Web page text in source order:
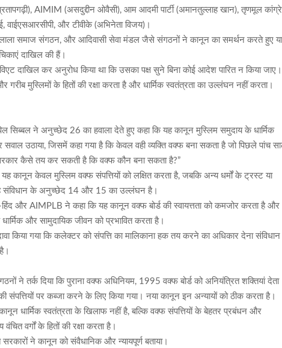
AIMIM (असदुद्दीन ओवैसी), आम आदमी पार्टी (अमानतुल्लाह खान), तृणमूल
वाईएसआरसीपी, और टीवीके (अभिनेता विजय)।
समाज संगठन, और आदिवासी सेवा मंडल जैसे संगठनों ने कानून का समर्थन करते हुए
दाखिल की हैं।
दाखिल कर अनुरोध किया था कि उसका पक्ष सुने बिना कोई आदेश पारित न किया जाए।
मुस्लिमों के हितों की रक्षा करता है और धार्मिक स्वतंत्रता का उल्लंघन नहीं करता।
सिब्बल ने अनुच्छेद 26 का हवाला देते हुए कहा कि यह कानून मुस्लिम समुदाय के धार्मिक
सवाल उठाया, जिसमें कहा गया है कि केवल वही व्यक्ति वक्फ बना सकता है जो पिछले पांच
कैसे तय कर सकती है कि वक्फ कौन बना सकता है?”
यह कानून केवल मुस्लिम वक्फ संपत्तियों को लक्षित करता है, जबकि अन्य धर्मों के ट्रस्ट या
यह संविधान के अनुच्छेद 14 और 15 का उल्लंघन है।
और AIMPLB ने कहा कि यह कानून वक्फ बोर्ड की स्वायत्तता को कमजोर करता है और
और सामुदायिक जीवन को प्रभावित करता है।
किया गया कि कलेक्टर को संपत्ति का मालिकाना हक तय करने का अधिकार देना
ने तर्क दिया कि पुराना वक्फ अधिनियम, 1995 वक्फ बोर्ड को अनियंत्रित शक्तियां देता
संपत्तियों पर कब्जा करने के लिए किया गया। नया कानून इन अन्यायों को ठीक करता है।
धार्मिक स्वतंत्रता के खिलाफ नहीं है, बल्कि वक्फ संपत्तियों के बेहतर प्रबंधन और
वर्गों के हितों की रक्षा करता है।
ने कानून को संवैधानिक और न्यायपूर्ण बताया।